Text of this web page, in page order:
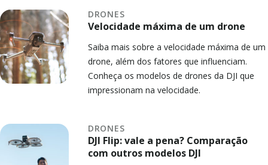
DRONES
Velocidade máxima de um drone
Saiba mais sobre a velocidade máxima de um
drone, além dos fatores que influenciam.
Conheça os modelos de drones da DJI que
impressionam na velocidade.
DRONES
DJI Flip: vale a pena? Comparação
com outros modelos DJI